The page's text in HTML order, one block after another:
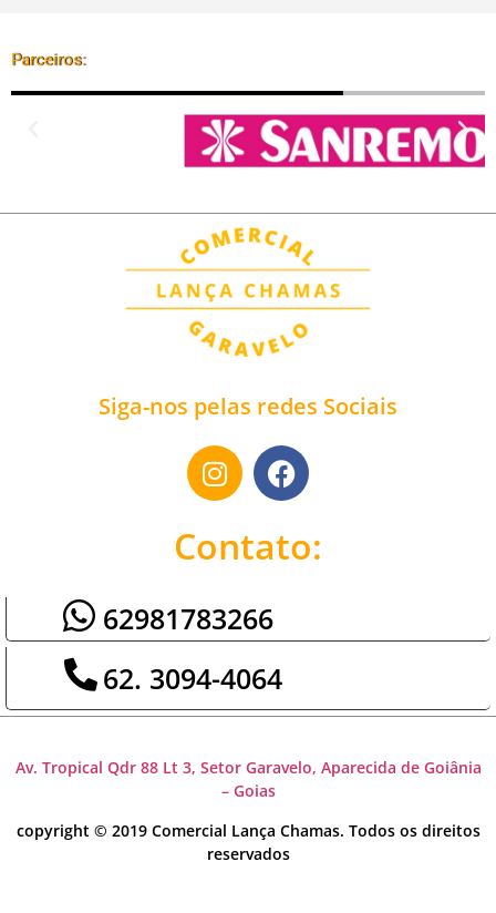
Parceiros:
Siga-nos pelas redes Sociais
Contato:
62981783266
62. 3094-4064
Av. Tropical Qdr 88 Lt 3, Setor Garavelo, Aparecida de Goiânia
– Goias
copyright © 2019 Comercial Lança Chamas. Todos os direitos
reservados